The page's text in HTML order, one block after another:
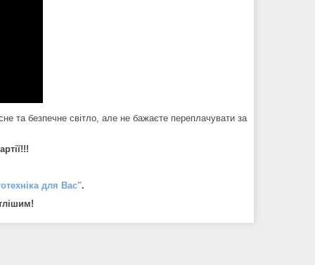
та безпечне світло, але не бажаєте переплачувати за
для Вас".